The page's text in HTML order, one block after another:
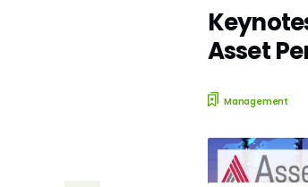
Asset
Management